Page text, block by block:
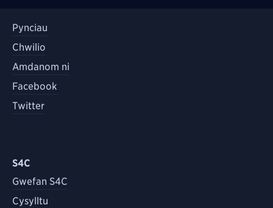
Pynciau
Chwilio
Amdanom ni
Facebook
Twitter
S4C
Gwefan S4C
Cysylltu